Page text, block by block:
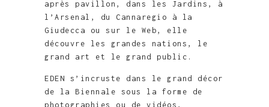
après pavillon, dans les Jardins, à
l’Arsenal, du Cannaregio à la
Giudecca ou sur le Web, elle
découvre les grandes nations, le
grand art et le grand public.
EDEN s’incruste dans le grand décor
de la Biennale sous la forme de
photographies ou de vidéos,